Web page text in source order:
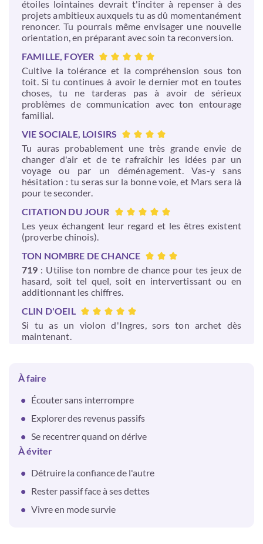
étoiles lointaines devrait t'inciter à repenser à des
projets ambitieux auxquels tu as dû momentanément
renoncer. Tu pourrais même envisager une nouvelle
orientation, en préparant avec soin ta reconversion.
FAMILLE, FOYER
Cultive la tolérance et la compréhension sous ton
toit. Si tu continues à avoir le dernier mot en toutes
choses, tu ne tarderas pas à avoir de sérieux
problèmes de communication avec ton entourage
familial.
VIE SOCIALE, LOISIRS
Tu auras probablement une très grande envie de
changer d'air et de te rafraîchir les idées par un
voyage ou par un déménagement. Vas-y sans
hésitation : tu seras sur la bonne voie, et Mars sera là
pour te seconder.
CITATION DU JOUR
Les yeux échangent leur regard et les êtres existent
(proverbe chinois).
TON NOMBRE DE CHANCE
719 : Utilise ton nombre de chance pour tes jeux de
hasard, soit tel quel, soit en intervertissant ou en
additionnant les chiffres.
CLIN D'OEIL
Si tu as un violon d'Ingres, sors ton archet dès
maintenant.
À faire
Écouter sans interrompre
Explorer des revenus passifs
Se recentrer quand on dérive
À éviter
Détruire la confiance de l'autre
Rester passif face à ses dettes
Vivre en mode survie